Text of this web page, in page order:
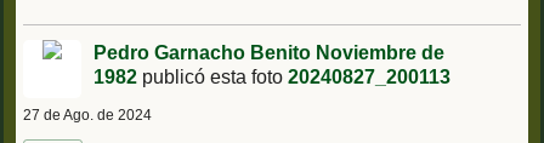
Pedro Garnacho Benito Noviembre de
1982 publicó esta foto 20240827_200113
27 de Ago. de 2024